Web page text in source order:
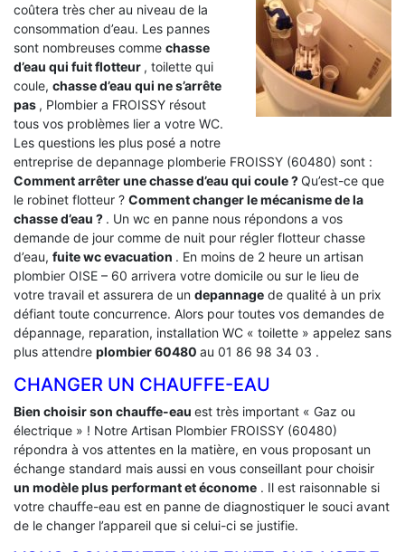
coûtera très cher au niveau de la
consommation d’eau. Les pannes
sont nombreuses comme chasse
d’eau qui fuit flotteur , toilette qui
coule, chasse d’eau qui ne s’arrête
pas , Plombier a FROISSY résout
tous vos problèmes lier a votre WC.
Les questions les plus posé a notre
entreprise de depannage plomberie FROISSY (60480) sont :
Comment arrêter une chasse d’eau qui coule ?Qu’est-ce que
le robinet flotteur ? Comment changer le mécanisme de la
chasse d’eau ? . Un wc en panne nous répondons a vos
demande de jour comme de nuit pour régler flotteur chasse
d’eau, fuite wc evacuation . En moins de 2 heure un artisan
plombier OISE – 60 arrivera votre domicile ou sur le lieu de
votre travail et assurera de un depannage de qualité à un prix
défiant toute concurrence. Alors pour toutes vos demandes de
dépannage, reparation, installation WC « toilette » appelez sans
plus attendre plombier 60480 au 01 86 98 34 03 .
CHANGER UN CHAUFFE-EAU
Bien choisir son chauffe-eau est très important « Gaz ou
électrique » ! Notre Artisan Plombier FROISSY (60480)
répondra à vos attentes en la matière, en vous proposant un
échange standard mais aussi en vous conseillant pour choisir
un modèle plus performant et économe . Il est raisonnable si
votre chauffe-eau est en panne de diagnostiquer le souci avant
de le changer l’appareil que si celui-ci se justifie.